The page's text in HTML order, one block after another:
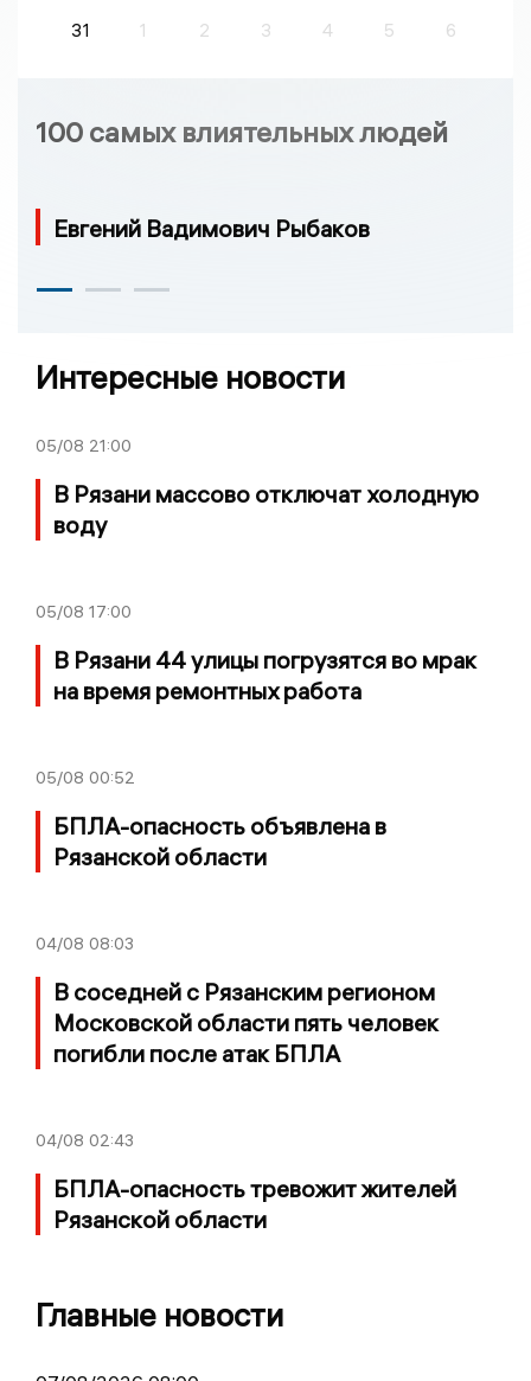
31
1 2 3 4 5 6
100 самых влиятельных людей
Евгений Вадимович Рыбаков
Интересные новости
05/08 21:00
В Рязани массово отключат холодную
воду
05/08 17:00
В Рязани 44 улицы погрузятся во мрак
на время ремонтных работа
05/08 00:52
БПЛА-опасность объявлена в
Рязанской области
04/08 08:03
В соседней с Рязанским регионом
Московской области пять человек
погибли после атак БПЛА
04/08 02:43
БПЛА-опасность тревожит жителей
Рязанской области
Главные новости